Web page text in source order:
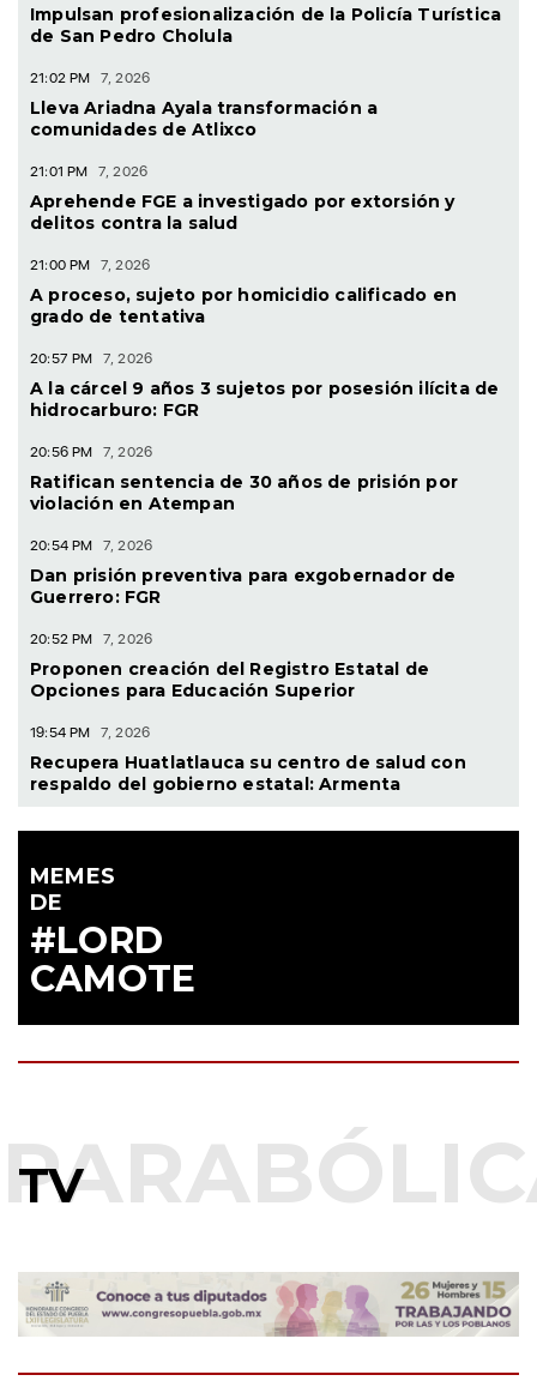
Impulsan profesionalización de la Policía Turística
de San Pedro Cholula
21:02 PM 7, 2026
Lleva Ariadna Ayala transformación a
comunidades de Atlixco
21:01 PM 7, 2026
Aprehende FGE a investigado por extorsión y
delitos contra la salud
21:00 PM 7, 2026
A proceso, sujeto por homicidio calificado en
grado de tentativa
20:57 PM 7, 2026
A la cárcel 9 años 3 sujetos por posesión ilícita de
hidrocarburo: FGR
20:56 PM 7, 2026
Ratifican sentencia de 30 años de prisión por
violación en Atempan
20:54 PM 7, 2026
Dan prisión preventiva para exgobernador de
Guerrero: FGR
20:52 PM 7, 2026
Proponen creación del Registro Estatal de
Opciones para Educación Superior
19:54 PM 7, 2026
Recupera Huatlatlauca su centro de salud con
respaldo del gobierno estatal: Armenta
MEMES
DE
#LORD
CAMOTE
TV